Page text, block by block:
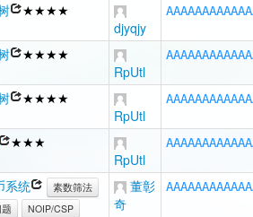
★★★★
djyqjy
AAAAAAAAAAAA
★★★★
RpUtl
AAAAAAAAAAAA
★★★★
RpUtl
AAAAAAAAAAAA
★★★
RpUtl
AAAAAAAAAAAA
系统
素数筛法
NOIP/CSP
董彰
奇
AAAAAAAAAAAA